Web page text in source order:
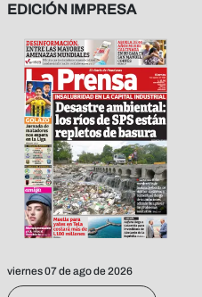
EDICIÓN IMPRESA
viernes 07 de ago de 2026